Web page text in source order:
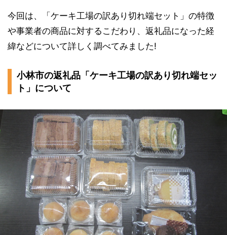
今回は、「ケーキ工場の訳あり切れ端セット」の特徴
や事業者の商品に対するこだわり、返礼品になった経
緯などについて詳しく調べてみました!
小林市の返礼品「ケーキ工場の訳あり切れ端セッ
ト」について